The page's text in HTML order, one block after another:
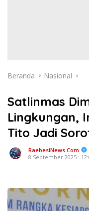
Beranda Nasional
Satlinmas
Lingkungan,
Tito Jadi
RaebesiNews.Com
8 September 2025 :